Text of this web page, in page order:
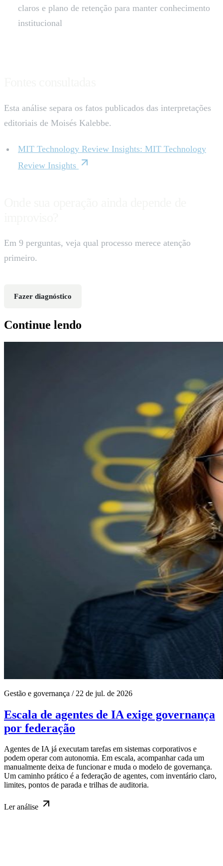
claros e plano de retenção para manter conhecimento
institucional
Esta análise separa os fatos publicados das interpretações
editoriais de Moisés Kalebbe.
MIT Technology Review Insights: MIT Technology
Review Insights
Em 9 perguntas, veja qual processo merece atenção
primeiro.
Fazer diagnóstico
Continue lendo
Gestão e governança / 22 de jul. de 2026
Escala de agentes de IA exige governança
por federação
Agentes de IA já executam tarefas em sistemas corporativos e
podem operar com autonomia. Em escala, acompanhar cada um
manualmente deixa de funcionar e muda o modelo de governança.
Um caminho prático é a federação de agentes, com inventário claro,
limites, pontos de parada e trilhas de auditoria.
Leranálise